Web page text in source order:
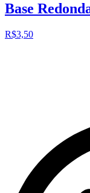
Base
R$3,50